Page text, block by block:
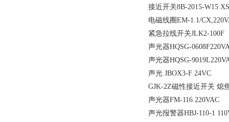
接近开关8B-2015-W15
电磁线圈EM-1.1/
紧急拉线开关JLK2-100F
声光器HQSG-
声光器HQSG-
声光 JBOX3-F 24VC
GJK-2Z磁性接近开关 熄
声光器FM-116 220VAC
声光报警器HBJ-110-1